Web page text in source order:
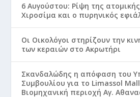
6 Αυγούστου: Ρίψη της
Χιροσίμα και ο πυρηνικός
Οι Οικολόγοι στηρίζουν την
των κεραιών στο Ακρωτήρι
Σκανδαλώδης η απόφαση του
Συμβουλίου για το Limassol
Βιομηχανική περιοχή Αγ.